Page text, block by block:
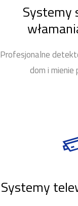
Systemy
Profesjonalne
dom i mienie
Systemy